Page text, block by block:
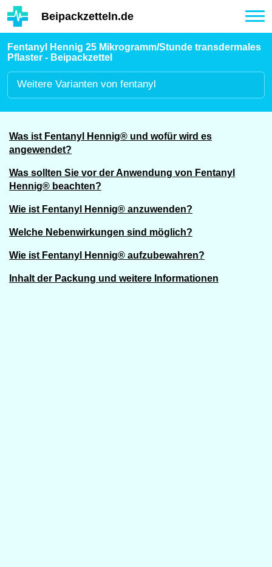
Hauptinhalt
Beipackzetteln.de
Fentanyl Hennig 25 Mikrogramm/Stunde transdermales
Pflaster - Beipackzettel
Weitere Varianten von fentanyl
Was ist Fentanyl Hennig® und wofür wird es
angewendet?
Was sollten Sie vor der Anwendung von Fentanyl
Hennig® beachten?
Wie ist Fentanyl Hennig® anzuwenden?
Welche Nebenwirkungen sind möglich?
Wie ist Fentanyl Hennig® aufzubewahren?
Inhalt der Packung und weitere Informationen